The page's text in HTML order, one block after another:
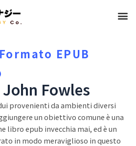
メ
EPUB
John Fowles
provenienti da ambienti diversi
un obiettivo comune è una
libro epub invecchia mai, ed è un
in modo meraviglioso in questo